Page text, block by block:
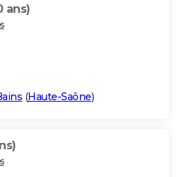
ans)
(Haute-Saône)